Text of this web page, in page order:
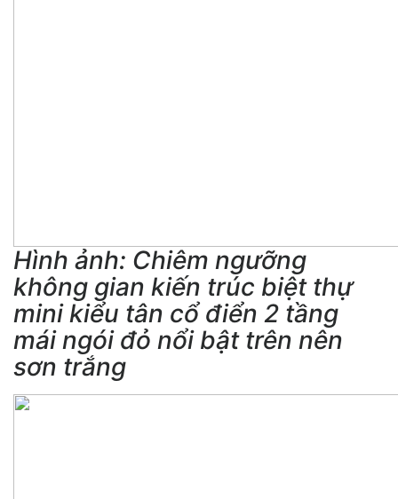
Hình ảnh: Chiêm ngưỡng
không gian kiến trúc biệt thự
mini kiểu tân cổ điển 2 tầng
mái ngói đỏ nổi bật trên nên
sơn trắng